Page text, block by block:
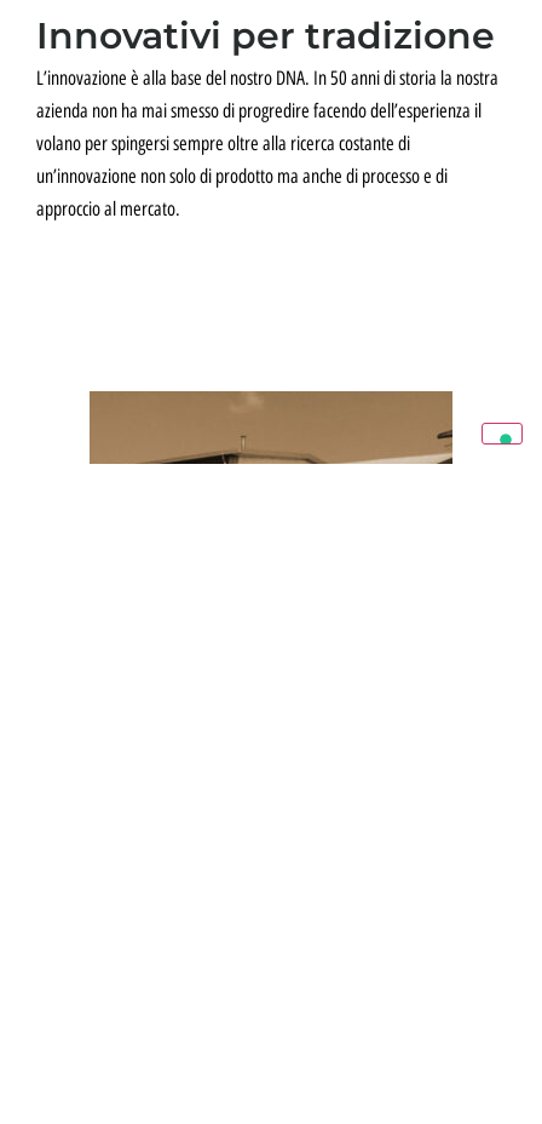
Innovativi per tradizione
L’innovazione è alla base del nostro DNA. In 50 anni di storia la nostra
azienda non ha mai smesso di progredire facendo dell’esperienza il
volano per spingersi sempre oltre alla ricerca costante di
un’innovazione non solo di prodotto ma anche di processo e di
approccio al mercato.